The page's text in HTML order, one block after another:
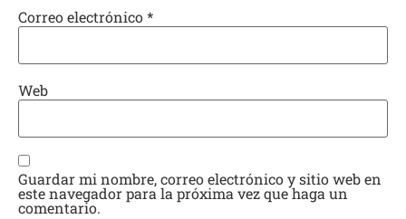
Correo electrónico*
Web
Guardar mi nombre, correo electrónico y sitio web en
este navegador para la próxima vez que haga un
comentario.